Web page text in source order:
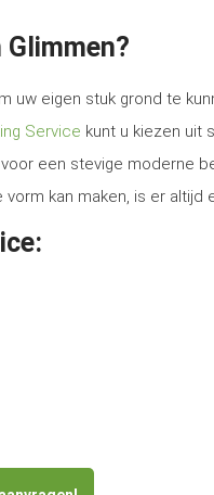
uw eigen stuk grond te
Service kunt u kiezen uit
een stevige moderne
kan maken, is er